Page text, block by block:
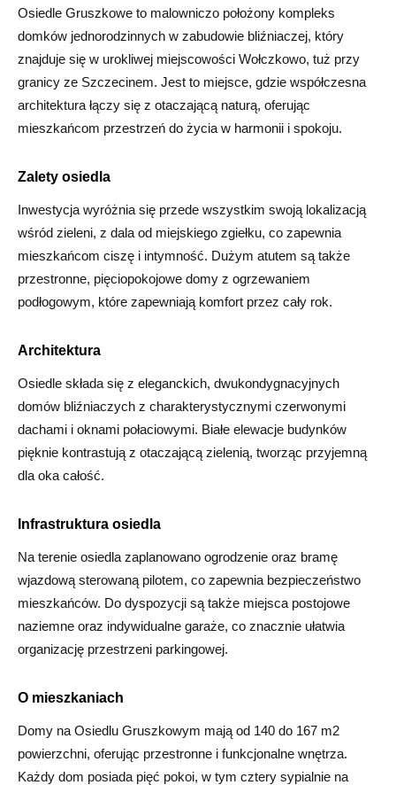
Osiedle Gruszkowe to malowniczo położony kompleks
domków jednorodzinnych w zabudowie bliźniaczej, który
znajduje się w urokliwej miejscowości Wołczkowo, tuż przy
granicy ze Szczecinem. Jest to miejsce, gdzie współczesna
architektura łączy się z otaczającą naturą, oferując
mieszkańcom przestrzeń do życia w harmonii i spokoju.
Zalety osiedla
Inwestycja wyróżnia się przede wszystkim swoją lokalizacją
wśród zieleni, z dala od miejskiego zgiełku, co zapewnia
mieszkańcom ciszę i intymność. Dużym atutem są także
przestronne, pięciopokojowe domy z ogrzewaniem
podłogowym, które zapewniają komfort przez cały rok.
Architektura
Osiedle składa się z eleganckich, dwukondygnacyjnych
domów bliźniaczych z charakterystycznymi czerwonymi
dachami i oknami połaciowymi. Białe elewacje budynków
pięknie kontrastują z otaczającą zielenią, tworząc przyjemną
dla oka całość.
Infrastruktura osiedla
Na terenie osiedla zaplanowano ogrodzenie oraz bramę
wjazdową sterowaną pilotem, co zapewnia bezpieczeństwo
mieszkańców. Do dyspozycji są także miejsca postojowe
naziemne oraz indywidualne garaże, co znacznie ułatwia
organizację przestrzeni parkingowej.
O mieszkaniach
Domy na Osiedlu Gruszkowym mają od 140 do 167 m2
powierzchni, oferując przestronne i funkcjonalne wnętrza.
Każdy dom posiada pięć pokoi, w tym cztery sypialnie na